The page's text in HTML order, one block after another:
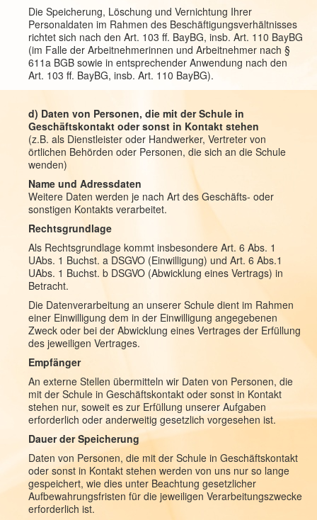
Die Speicherung, Löschung und Vernichtung Ihrer
Personaldaten im Rahmen des Beschäftigungsverhältnisses
richtet sich nach den Art. 103 ff. BayBG, insb. Art. 110 BayBG
(im Falle der Arbeitnehmerinnen und Arbeitnehmer nach §
611a BGB sowie in entsprechender Anwendung nach den
Art. 103 ff. BayBG, insb. Art. 110 BayBG).
d) Daten von Personen, die mit der Schule in
Geschäftskontakt oder sonst in Kontakt stehen
(z.B. als Dienstleister oder Handwerker, Vertreter von
örtlichen Behörden oder Personen, die sich an die Schule
wenden)
Name und Adressdaten
Weitere Daten werden je nach Art des Geschäfts- oder
sonstigen Kontakts verarbeitet.
Rechtsgrundlage
Als Rechtsgrundlage kommt insbesondere Art. 6 Abs. 1
UAbs. 1 Buchst. a DSGVO (Einwilligung) und Art. 6 Abs.1
UAbs. 1 Buchst. b DSGVO (Abwicklung eines Vertrags) in
Betracht.
Die Datenverarbeitung an unserer Schule dient im Rahmen
einer Einwilligung dem in der Einwilligung angegebenen
Zweck oder bei der Abwicklung eines Vertrages der Erfüllung
des jeweiligen Vertrages.
Empfänger
An externe Stellen übermitteln wir Daten von Personen, die
mit der Schule in Geschäftskontakt oder sonst in Kontakt
stehen nur, soweit es zur Erfüllung unserer Aufgaben
erforderlich oder anderweitig gesetzlich vorgesehen ist.
Dauer der Speicherung
Daten von Personen, die mit der Schule in Geschäftskontakt
oder sonst in Kontakt stehen werden von uns nur so lange
gespeichert, wie dies unter Beachtung gesetzlicher
Aufbewahrungsfristen für die jeweiligen Verarbeitungszwecke
erforderlich ist.